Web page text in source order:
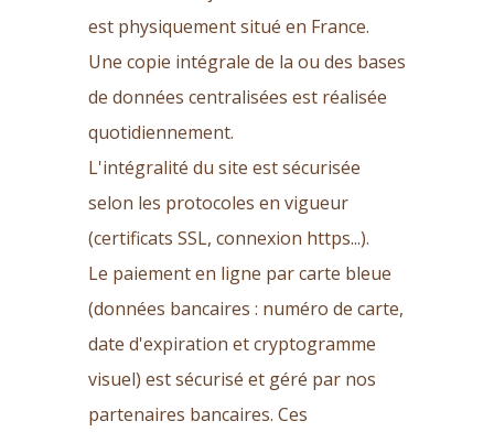
est physiquement situé en France.
Une copie intégrale de la ou des bases
de données centralisées est réalisée
quotidiennement.
L'intégralité du site est sécurisée
selon les protocoles en vigueur
(certificats SSL, connexion https...).
Le paiement en ligne par carte bleue
(données bancaires : numéro de carte,
date d'expiration et cryptogramme
visuel) est sécurisé et géré par nos
partenaires bancaires. Ces